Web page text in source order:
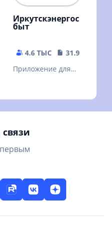
MB
Иркутскэнергос
быт
4.6 ТЫС
31.92 MB
Приложение для
показаний